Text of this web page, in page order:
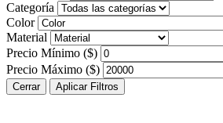
Categoría
Color
Material
Precio Mínimo ($)
Precio Máximo ($)
Cerrar Aplicar Filtros